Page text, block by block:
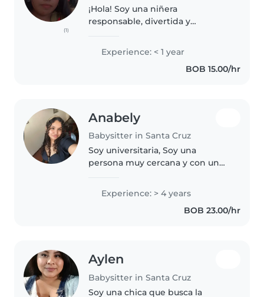
(1)
¡Hola! Soy una niñera
responsable, divertida y
escolar. Tengo formación en
parvularia y me encanta dibujar,
Experience: < 1 year
BOB 15.00/hr
Anabely
Babysitter in Santa Cruz
Soy universitaria, Soy una
persona muy cercana y con un
Desde los 13 años cuido a mi
hermano, prácticamente desde
que nació, y eso me ha hecho
Experience: > 4 years
BOB 23.00/hr
Aylen
Babysitter in Santa Cruz
Soy una chica que busca la